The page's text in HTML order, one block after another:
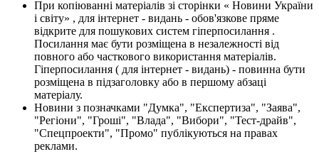
При копіюванні матеріалів зі сторінки « Новини України
і світу» , для інтернет - видань - обов'язкове пряме
відкрите для пошукових систем гіперпосилання .
Посилання має бути розміщена в незалежності від
повного або часткового використання матеріалів.
Гіперпосилання ( для інтернет - видань) - повинна бути
розміщена в підзаголовку або в першому абзаці
матеріалу.
Новини з позначками "Думка", "Експертиза", "Заява",
"Регіони", "Гроші", "Влада", "Вибори", "Тест-драйв",
"Спецпроекти", "Промо" публікуються на правах
реклами.